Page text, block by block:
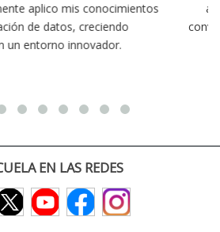
como el salvamento y socorrismo. Estoy
que elegir teleco ha sido una de las
decisiones que he tomado.
EN LAS REDES